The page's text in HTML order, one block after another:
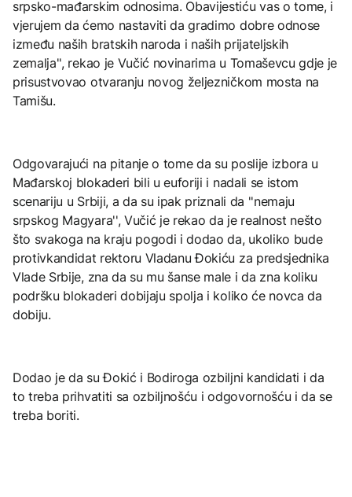
srpsko-mađarskim odnosima. Obavijestiću vas o tome, i
vjerujem da ćemo nastaviti da gradimo dobre odnose
između naših bratskih naroda i naših prijateljskih
zemalja'', rekao je Vučić novinarima u Tomaševcu gdje je
prisustvovao otvaranju novog željezničkom mosta na
Tamišu.
Odgovarajući na pitanje o tome da su poslije izbora u
Mađarskoj blokaderi bili u euforiji i nadali se istom
scenariju u Srbiji, a da su ipak priznali da ''nemaju
srpskog Magyara'', Vučić je rekao da je realnost nešto
što svakoga na kraju pogodi i dodao da, ukoliko bude
protivkandidat rektoru Vladanu Đokiću za predsjednika
Vlade Srbije, zna da su mu šanse male i da zna koliku
podršku blokaderi dobijaju spolja i koliko će novca da
dobiju.
Dodao je da su Đokić i Bodiroga ozbiljni kandidati i da
to treba prihvatiti sa ozbiljnošću i odgovornošću i da se
treba boriti.